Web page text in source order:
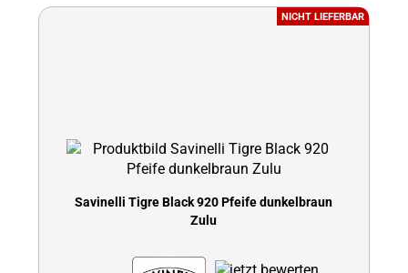
NICHT LIEFERBAR
Savinelli Tigre Black 920 Pfeife dunkelbraun
Zulu